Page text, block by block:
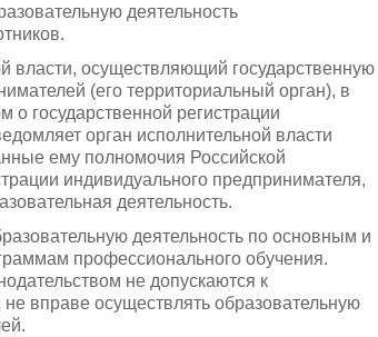
деятельность
власти, осуществляющий государственную
(его территориальный орган), в
о государственной регистрации
орган исполнительной власти
ему полномочия Российской
индивидуального предпринимателя,
деятельность.
деятельность по основным и
профессионального обучения.
не допускаются к
не вправе осуществлять образовательную